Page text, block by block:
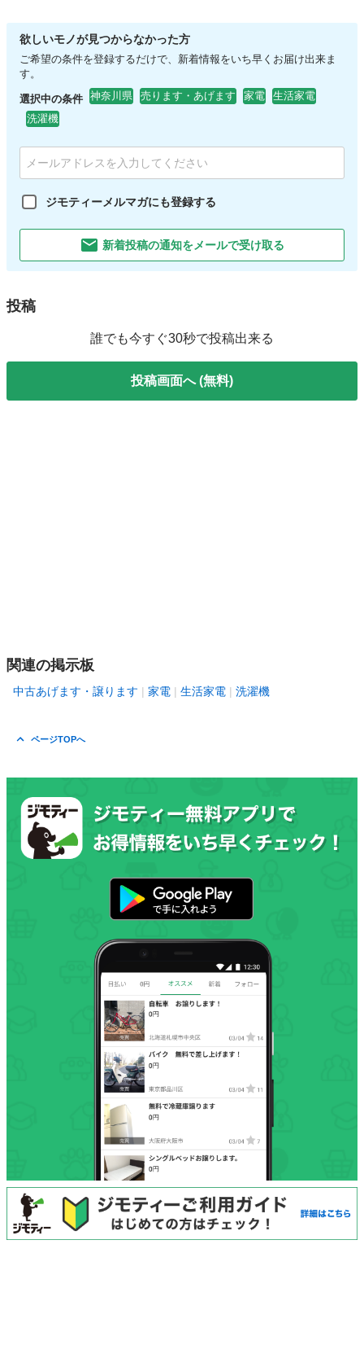
欲しいモノが見つからなかった方
ご希望の条件を登録するだけで、新着情報をいち早くお届け出来ま
す。
選択中の条件 神奈川県 売ります・あげます 家電
生活家電
洗濯機
ジモティーメルマガにも登録する
新着投稿の通知をメールで受け取る
投稿
誰でも今すぐ30秒で投稿出来る
投稿画面へ (無料)
関連の掲示板
中古あげます・譲ります 家電 生活家電 洗濯機
ページTOPへ